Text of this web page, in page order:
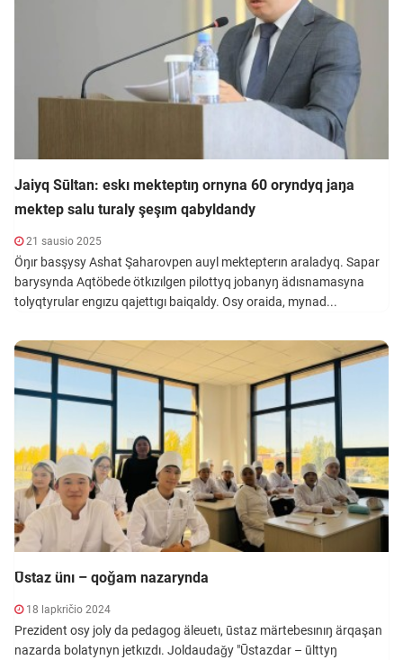
Jaiyq Sūltan: eskı mekteptıŋ ornyna 60 oryndyq jaŋa
mektep salu turaly şeşım qabyldandy
21 sausio 2025
Öŋır basşysy Ashat Şaharovpen auyl mektepterın araladyq. Sapar
barysynda Aqtöbede ötkızılgen pilottyq jobanyŋ ädısnamasyna
tolyqtyrular engızu qajettıgı baiqaldy. Osy oraida, mynad...
Ūstaz ünı – qoǧam nazarynda
18 lapkričio 2024
Prezident osy joly da pedagog äleuetı, ūstaz märtebesınıŋ ärqaşan
nazarda bolatynyn jetkızdı. Joldaudaǧy "Ūstazdar – ūlttyŋ